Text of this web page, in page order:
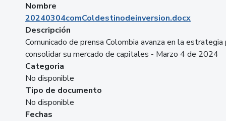
Nombre
20240304comColdestinodeinversion.docx
Descripción
Comunicado de prensa Colombia avanza en la estrategia
consolidar su mercado de capitales - Marzo 4 de 2024
Categoria
No disponible
Tipo de documento
No disponible
Fechas